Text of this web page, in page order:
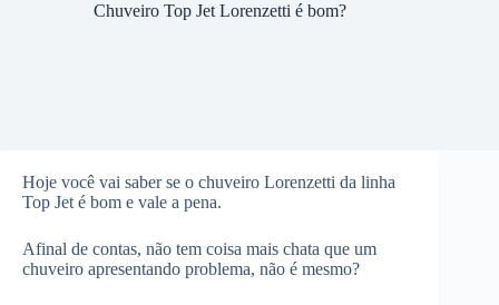
Chuveiro Top Jet Lorenzetti é bom?
Hoje você vai saber se o chuveiro Lorenzetti da linha
Top Jet é bom e vale a pena.
Afinal de contas, não tem coisa mais chata que um
chuveiro apresentando problema, não é mesmo?